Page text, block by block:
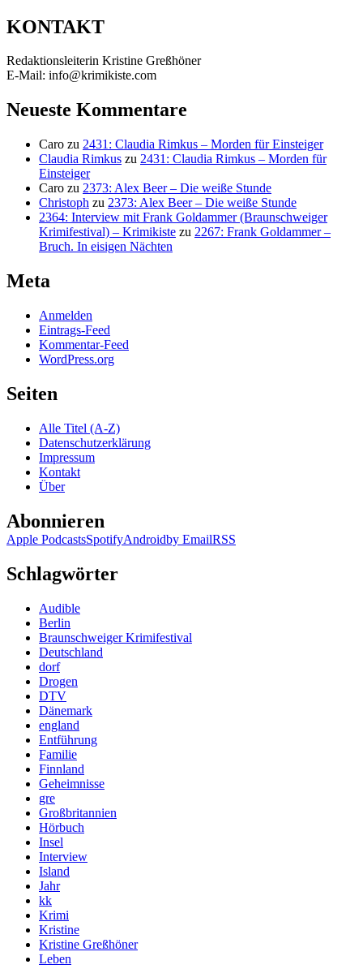
KONTAKT
Redaktionsleiterin Kristine Greßhöner
E-Mail: info@krimikiste.com
Neueste Kommentare
Caro zu 2431: Claudia Rimkus – Morden für Einsteiger
Claudia Rimkus zu 2431: Claudia Rimkus – Morden für
Einsteiger
Caro zu 2373: Alex Beer – Die weiße Stunde
Christoph zu 2373: Alex Beer – Die weiße Stunde
2364: Interview mit Frank Goldammer (Braunschweiger
Krimifestival) – Krimikiste zu 2267: Frank Goldammer –
Bruch. In eisigen Nächten
Meta
Anmelden
Eintrags-Feed
Kommentar-Feed
WordPress.org
Seiten
Alle Titel (A-Z)
Datenschutzerklärung
Impressum
Kontakt
Über
Abonnieren
Apple PodcastsSpotifyAndroidby EmailRSS
Schlagwörter
Audible
Berlin
Braunschweiger Krimifestival
Deutschland
dorf
Drogen
DTV
Dänemark
england
Entführung
Familie
Finnland
Geheimnisse
gre
Großbritannien
Hörbuch
Insel
Interview
Island
Jahr
kk
Krimi
Kristine
Kristine Greßhöner
Leben